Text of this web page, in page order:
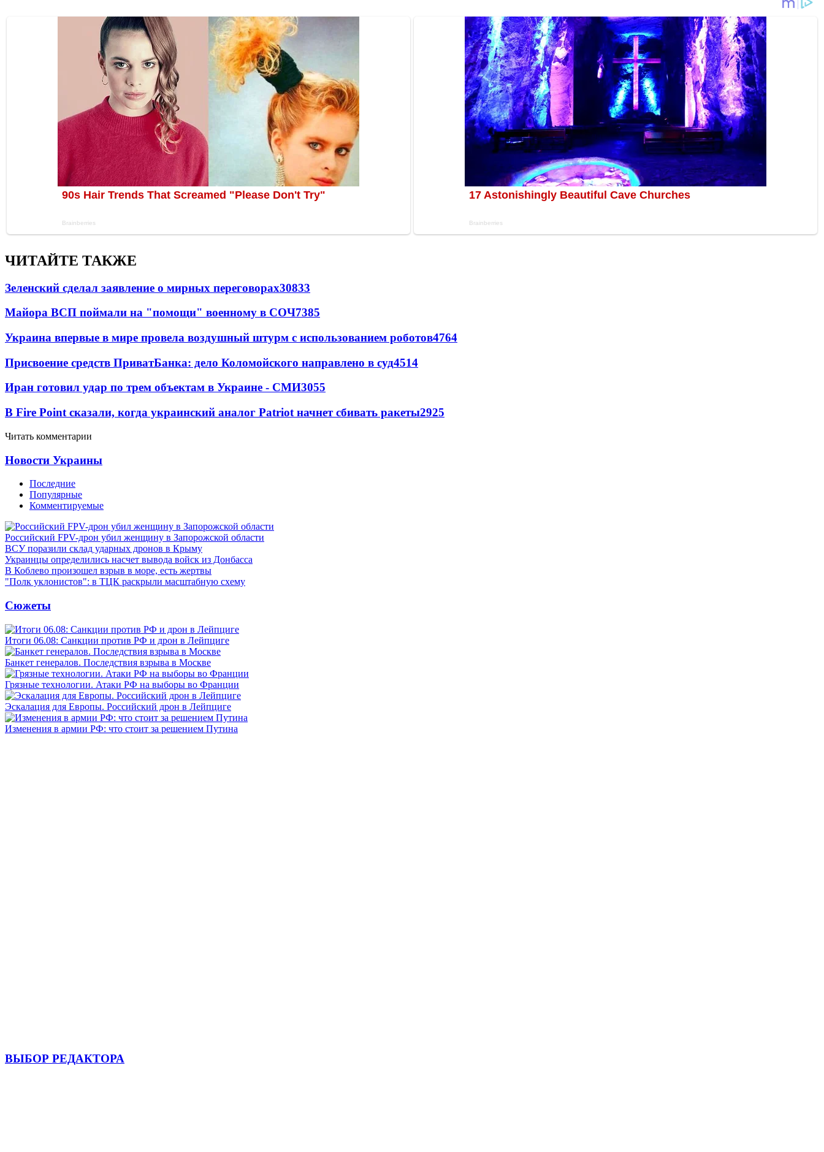
ЧИТАЙТЕ ТАКЖЕ
Зеленский сделал заявление о мирных переговорах30833
Майора ВСП поймали на "помощи" военному в СОЧ7385
Украина впервые в мире провела воздушный штурм с использованием роботов4764
Присвоение средств ПриватБанка: дело Коломойского направлено в суд4514
Иран готовил удар по трем объектам в Украине - СМИ3055
В Fire Point сказали, когда украинский аналог Patriot начнет сбивать ракеты2925
Читать комментарии
Новости Украины
Последние
Популярные
Комментируемые
Российский FPV-дрон убил женщину в Запорожской области
ВСУ поразили склад ударных дронов в Крыму
Украинцы определились насчет вывода войск из Донбасса
В Коблево произошел взрыв в море, есть жертвы
"Полк уклонистов": в ТЦК раскрыли масштабную схему
Сюжеты
Итоги 06.08: Санкции против РФ и дрон в Лейпциге
Банкет генералов. Последствия взрыва в Москве
Грязные технологии. Атаки РФ на выборы во Франции
Эскалация для Европы. Российский дрон в Лейпциге
Изменения в армии РФ: что стоит за решением Путина
ВЫБОР РЕДАКТОРА